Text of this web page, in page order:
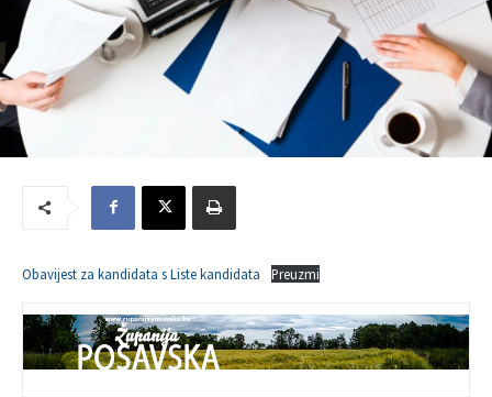
Obavijest za kandidata s Liste kandidata Preuzmi